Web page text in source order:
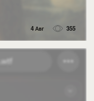
4 Авг 355